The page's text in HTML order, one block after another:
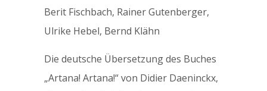
Berit Fischbach, Rainer Gutenberger,
Ulrike Hebel, Bernd Klähn
Die deutsche Übersetzung des Buches
„Artana! Artana!“ von Didier Daeninckx,